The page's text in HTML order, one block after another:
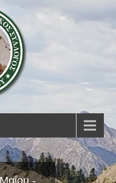
-